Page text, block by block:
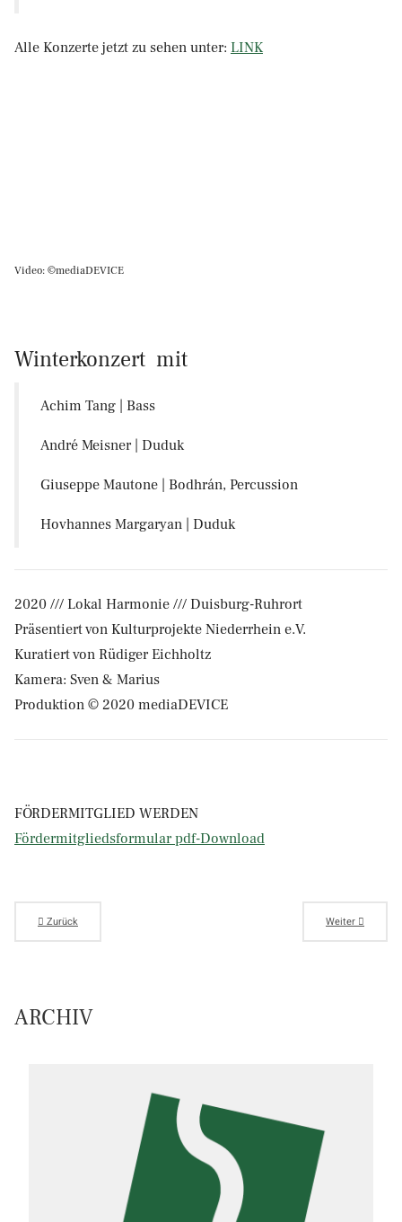
Alle Konzerte jetzt zu sehen unter: LINK
Video: ©mediaDEVICE
Winterkonzert mit
Achim Tang | Bass
André Meisner | Duduk
Giuseppe Mautone | Bodhrán, Percussion
Hovhannes Margaryan | Duduk
2020 /// Lokal Harmonie /// Duisburg-Ruhrort
Präsentiert von Kulturprojekte Niederrhein e.V.
Kuratiert von Rüdiger Eichholtz
Kamera: Sven & Marius
Produktion © 2020 mediaDEVICE
FÖRDERMITGLIED WERDEN
Fördermitgliedsformular pdf-Download
Zurück Weiter
ARCHIV